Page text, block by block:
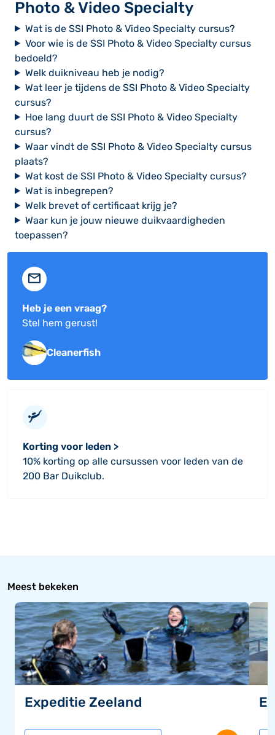
Photo & Video Specialty
Wat is de SSI Photo & Video Specialty cursus?
Voor wie is de SSI Photo & Video Specialty cursus
bedoeld?
Welk duikniveau heb je nodig?
Wat leer je tijdens de SSI Photo & Video Specialty
cursus?
Hoe lang duurt de SSI Photo & Video Specialty
cursus?
Waar vindt de SSI Photo & Video Specialty cursus
plaats?
Wat kost de SSI Photo & Video Specialty cursus?
Wat is inbegrepen?
Welk brevet of certificaat krijg je?
Waar kun je jouw nieuwe duikvaardigheden
toepassen?
Heb je een vraag?
Stel hem gerust!
Cleanerfish
Korting voor leden >
10% korting op alle cursussen voor leden van de
200 Bar Duikclub.
Meest bekeken
Expeditie Zeeland